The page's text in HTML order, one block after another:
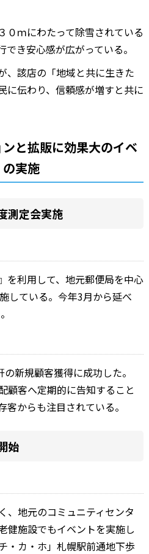
０ｍにわたって除雪されている
き安心感が広がっている。
、該店の「地域と共に生きた
に伝わり、信頼感が増すと共に
と拡販に効果大のイベ
実施
測定会実施
を利用して、地元郵便局を中心
している。今年3月から延べ
新規顧客獲得に成功した。
顧客へ定期的に告知すること
からも注目されている。
始
、地元のコミュニティセンタ
健施設でもイベントを実施し
・カ・ホ」札幌駅前通地下歩